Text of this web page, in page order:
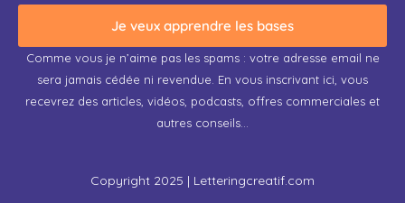
Je veux apprendre les bases
Comme vous je n’aime pas les spams : votre adresse email ne
sera jamais cédée ni revendue. En vous inscrivant ici, vous
recevrez des articles, vidéos, podcasts, offres commerciales et
autres conseils…
Copyright 2025 | Letteringcreatif.com